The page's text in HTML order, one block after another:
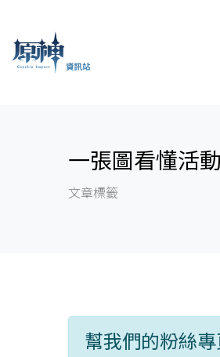
一張圖看懂活動
文章標籤
幫我們的粉絲專